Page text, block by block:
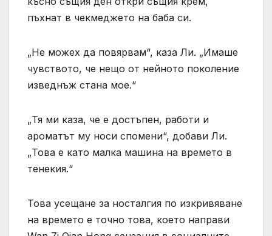
пъхнат в чекмеджето на баба си.
„Не можех да повярвам“, каза Ли. „Имаше
чувството, че нещо от нейното поколение
изведнъж стана мое.“
„Тя ми каза, че е достъпен, работи и
ароматът му носи спомени“, добави Ли.
„Това е като малка машина на времето в
тенекия.“
Това усещане за носталгия по изкривяване
на времето е точно това, което направи